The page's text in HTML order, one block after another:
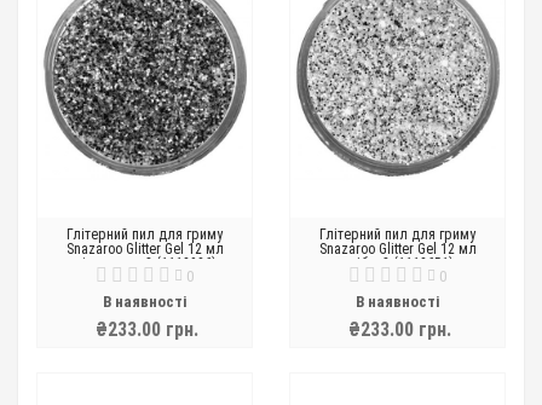
Глітерний пил для гриму
Snazaroo Glitter Gel 12 мл
діамантовий (1113936)
0
В наявності
₴233.00 грн.
Глітерний пил для гриму
Snazaroo Glitter Gel 12 мл
срібний (1113651)
0
В наявності
₴233.00 грн.